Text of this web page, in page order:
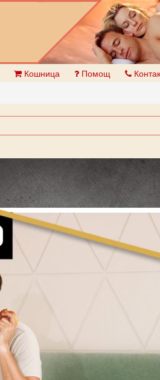
Кошница Помощ